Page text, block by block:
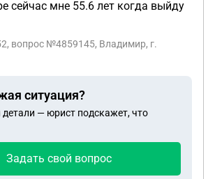
сейчас мне 55.6 лет когда выйду
, вопрос №4859145, Владимир, г.
ситуация?
— юрист подскажет, что
Задать свой вопрос